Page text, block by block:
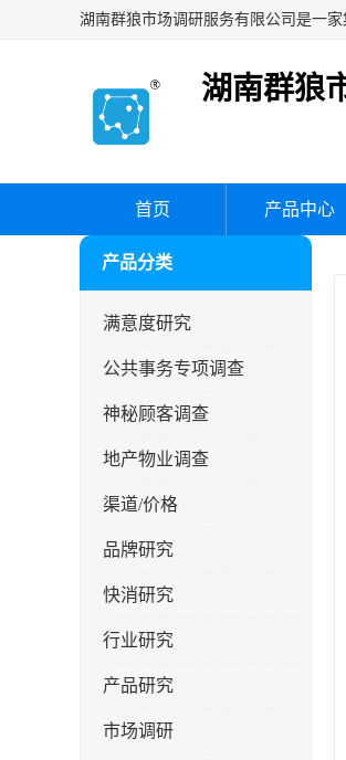
湖南群狼
首页 产品中心
产品分类
满意度研究
公共事务专项调查
神秘顾客调查
地产物业调查
渠道/价格
品牌研究
快消研究
行业研究
产品研究
市场调研